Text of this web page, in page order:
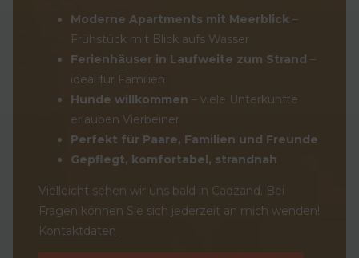
Moderne Apartments mit Meerblick –
Frühstück mit Blick aufs Wasser
Ferienhäuser in Laufweite zum Strand –
ideal für Familien
Hunde willkommen – viele Unterkünfte
erlauben Vierbeiner
Perfekt für Paare, Familien und Freunde
Gepflegt, komfortabel, strandnah
Vielleicht sehen wir uns bald in Cadzand. Bei
Fragen können Sie sich jederzeit an mich wenden!
Kontaktdaten